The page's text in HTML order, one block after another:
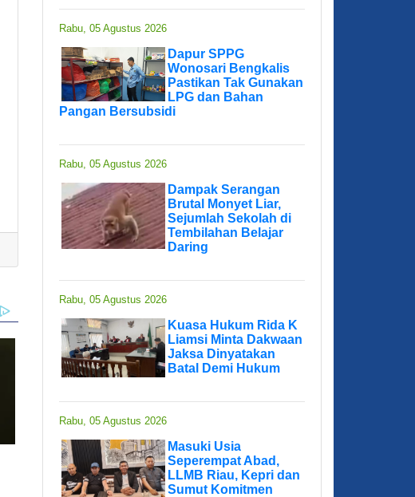
Rabu, 05 Agustus 2026
Dapur SPPG
Wonosari Bengkalis
Pastikan Tak Gunakan
LPG dan Bahan
Pangan Bersubsidi
Rabu, 05 Agustus 2026
Dampak Serangan
Brutal Monyet Liar,
Sejumlah Sekolah di
Tembilahan Belajar
Daring
Rabu, 05 Agustus 2026
Kuasa Hukum Rida K
Liamsi Minta Dakwaan
Jaksa Dinyatakan
Batal Demi Hukum
Rabu, 05 Agustus 2026
Masuki Usia
Seperempat Abad,
LLMB Riau, Kepri dan
Sumut Komitmen